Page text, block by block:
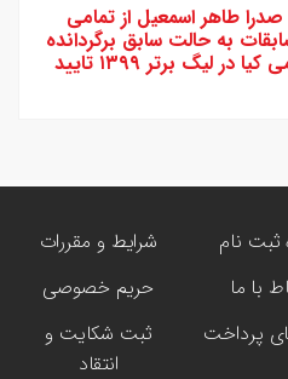
طاهر اسمعیل از تمامی
به حالت سابق برگردانده
و قهرمانی تیم نوجوانان اکادمی کیا در لیگ برتر ۱۳۹۹ تایید
ثبت نام
با ما
پرداخت
شرایط و مقررات
حریم خصوصی
ثبت شکایت و
انتقاد